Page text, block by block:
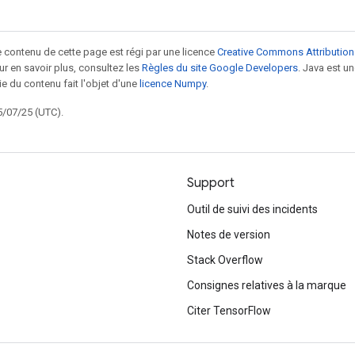
de cette page est régi par une licence Creative Commons
en savoir plus, consultez les Règles du site Google Developers . Java est
du contenu fait l'objet d'une licence Numpy.
07/25 (UTC).
Support
Outil de suivi des incidents
Notes de version
Stack Overflow
Consignes relatives à la marque
Citer TensorFlow